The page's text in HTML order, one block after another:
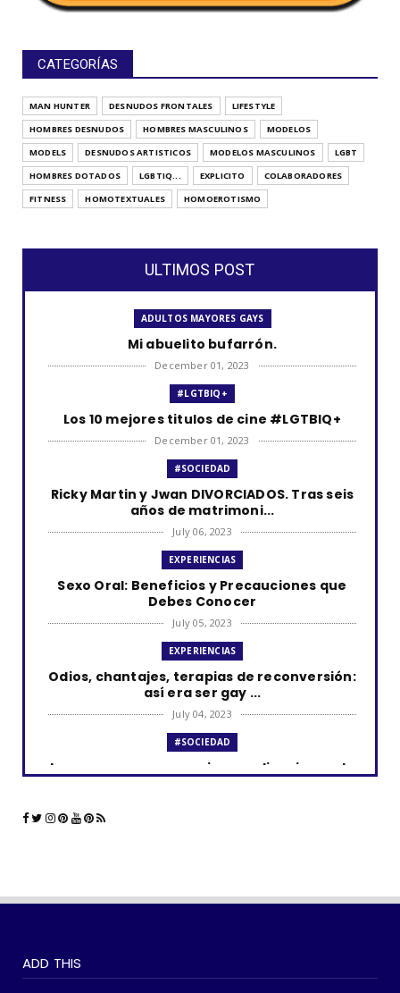
CATEGORÍAS
MAN HUNTER DESNUDOS FRONTALES
LIFESTYLE
HOMBRES DESNUDOS
HOMBRES MASCULINOS
MODELOS
MODELS
DESNUDOS ARTISTICOS MODELOS MASCULINOS
LGBT
HOMBRES DOTADOS
LGBTIQ... EXPLICITO
COLABORADORES
FITNESS
HOMOTEXTUALES HOMOEROTISMO
ULTIMOS POST
ADULTOS MAYORES GAYS
Mi abuelito bufarrón.
December 01, 2023
#LGTBIQ+
Los 10 mejores titulos de cine #LGTBIQ+
December 01, 2023
#SOCIEDAD
Ricky Martin y Jwan DIVORCIADOS. Tras seis
años de matrimoni...
July 06, 2023
EXPERIENCIAS
Sexo Oral: Beneficios y Precauciones que
Debes Conocer
July 05, 2023
EXPERIENCIAS
Odios, chantajes, terapias de reconversión:
así era ser gay ...
July 04, 2023
#SOCIEDAD
Los curas y su presencia en aplicaciones de
June 21, 2023
ADD THIS